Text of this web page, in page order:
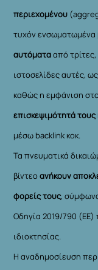
περιεχομένου
τυχόν ενσωματωμένα
αυτόματααπό τρίτες,
ιστοσελίδες αυτές,
καθώς η εμφάνιση
επισκεψιμότητά τους
μέσω backlink κοκ.
Τα πνευματικά
βίντεοανήκουν
φορείς τους,
Οδηγία 2019/790 (ΕΕ)
ιδιοκτησίας.
Η αναδημοσίευση